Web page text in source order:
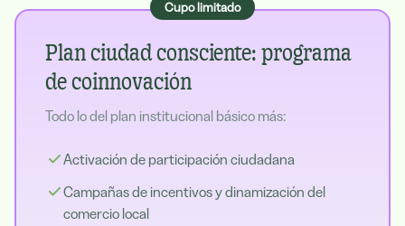
Cupo limitado
Plan ciudad consciente: programa
de coinnovación
Todo lo del plan institucional básico más:
Activación de participación ciudadana
Campañas de incentivos y dinamización del
comercio local